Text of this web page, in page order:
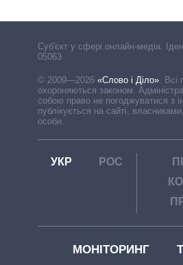
Cуб'єкт у сфері онлайн-медіа.
05063
© 2009—2026 «Слово і Діло»
Всі
охороняються законом.
собою право не погоджуватися з
публікується на сайті, власниками
особи.
УКР РОС
МОНІТОРИНГ